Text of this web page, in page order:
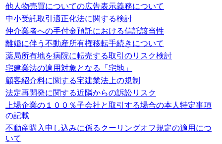
他人物売買についての広告表示義務について
中小受託取引適正化法に関する検討
仲介業者への手付金預託における信託該当性
離婚に伴う不動産所有権移転手続きについて
薬局所有地を病院に転売する取引のリスク検討
宅建業法の適用対象となる「宅地」
顧客紹介料に関する宅建業法上の規制
法定再開発に関する近隣からの訴訟リスク
上場企業の１００％子会社と取引する場合の本人特定事項
の記載
不動産購入申し込みに係るクーリングオフ規定の適用につ
いて